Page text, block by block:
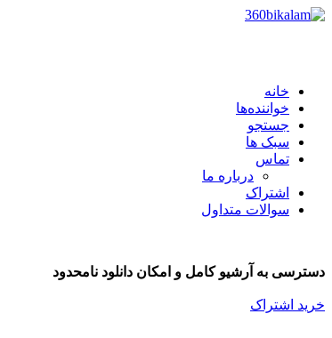
خانه
خواننده‌ها
جستجو
سبک ها
تماس
درباره ما
اشتراک
سوالات متداول
دسترسی به آرشیو کامل و امکان دانلود نامحدود
خرید اشتراک